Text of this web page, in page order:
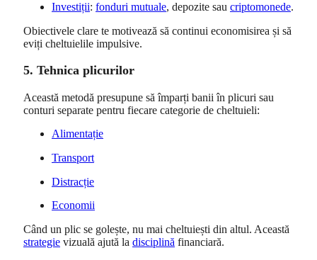
Investiții: fonduri mutuale, depozite sau criptomonede.
Obiectivele clare te motivează să continui economisirea și să
eviți cheltuielile impulsive.
5. Tehnica plicurilor
Această metodă presupune să împarți banii în plicuri sau
conturi separate pentru fiecare categorie de cheltuieli:
Alimentație
Transport
Distracție
Economii
Când un plic se golește, nu mai cheltuiești din altul. Această
strategie vizuală ajută la disciplină financiară.